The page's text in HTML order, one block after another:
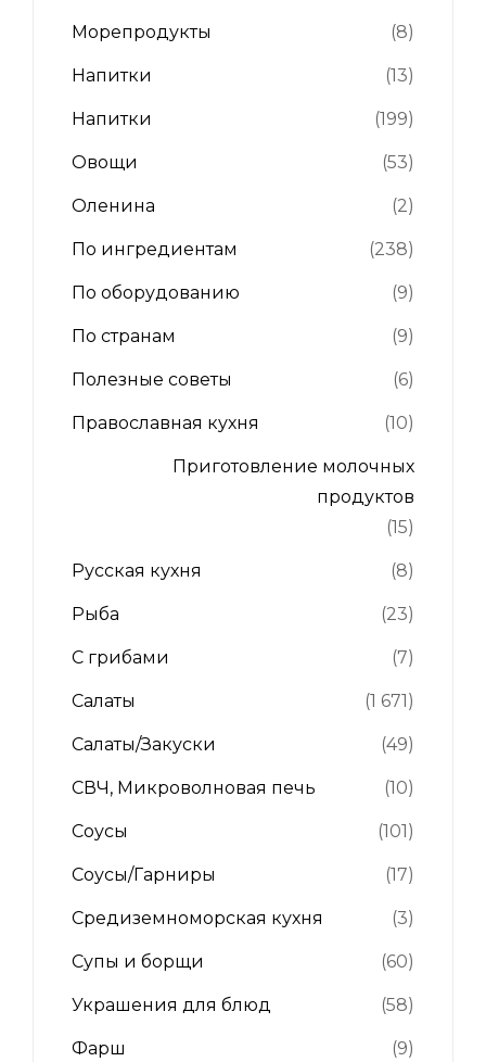
Морепродукты (8)
Напитки (13)
Напитки (199)
Овощи (53)
Оленина (2)
По ингредиентам (238)
По оборудованию (9)
По странам (9)
Полезные советы (6)
Православная кухня (10)
Приготовление молочных
продуктов
(15)
Русская кухня (8)
Рыба (23)
С грибами (7)
Салаты (1 671)
Салаты/Закуски (49)
СВЧ, Микроволновая печь (10)
Соусы (101)
Соусы/Гарниры (17)
Средиземноморская кухня (3)
Супы и борщи (60)
Украшения для блюд (58)
Фарш (9)